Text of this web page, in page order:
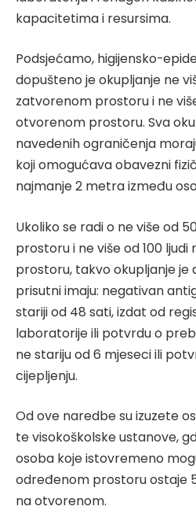
kapacitetima i resursima.
Podsjećamo, higijensko-
dopušteno je okupljanje ne
zatvorenom prostoru i ne
otvorenom prostoru. Sva
navedenih ograničenja
koji omogućava obavezni
najmanje 2 metra između
Ukoliko se radi o ne više od
prostoru i ne više od 100
prostoru, takvo okupljanje je
prisutni imaju: negativan
stariji od 48 sati, izdat od
laboratorije ili potvrdu o
ne stariju od 6 mjeseci ili
cijepljenju.
Od ove naredbe su izuzete
te visokoškolske ustanove,
osoba koje istovremeno
određenom prostoru ostaje
na otvorenom.